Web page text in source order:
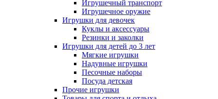
Игрушечный транспорт
Игрушечное оружие
Игрушки для девочек
Куклы и аксессуары
Резинки и заколки
Игрушки для детей до 3 лет
Мягкие игрушки
Надувные игрушки
Песочные наборы
Посуда детская
Прочие игрушки